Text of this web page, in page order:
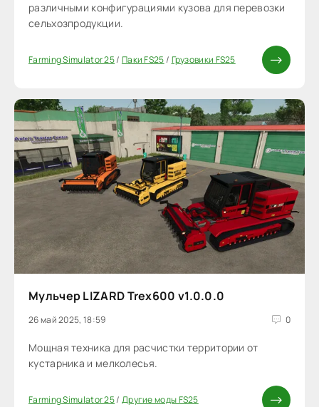
различными конфигурациями кузова для перевозки
сельхозпродукции.
Farming Simulator 25/ Паки FS25/ Грузовики FS25
Мульчер LIZARD Trex600 v1.0.0.0
26 май 2025, 18:59 0
Мощная техника для расчистки территории от
кустарника и мелколесья.
Farming Simulator 25/ Другие моды FS25